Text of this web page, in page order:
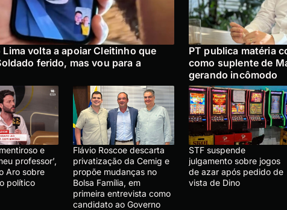
volta a apoiar Cleitinho que
ferido, mas vou para a
PT publica matéria
como suplente de
gerando incômodo
e
professor’,
Aro sobre
político
Flávio Roscoe descarta
privatização da Cemig e
propõe mudanças no
Bolsa Família, em
primeira entrevista como
candidato ao Governo
STF suspende
julgamento sobre jogos
de azar após pedido de
vista de Dino